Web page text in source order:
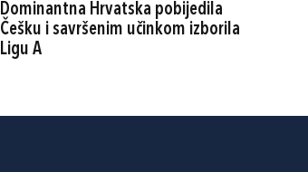
Dominantna Hrvatska pobijedila
Češku i savršenim učinkom izborila
Ligu A